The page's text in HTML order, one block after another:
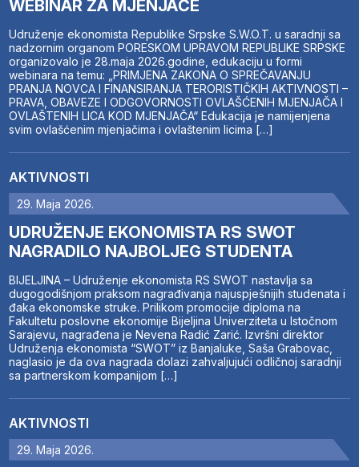
WEBINAR ZA MJENJAČE
Udruženje ekonomista Republike Srpske S.W.O.T. u saradnji sa
nadzornim organom PORESKOM UPRAVOM REPUBLIKE SRPSKE
organizovalo je 28.maja 2026.godine, edukaciju u formi
webinara na temu: „PRIMJENA ZAKONA O SPREČAVANJU
PRANJA NOVCA I FINANSIRANJA TERORISTIČKIH AKTIVNOSTI –
PRAVA, OBAVEZE I ODGOVORNOSTI OVLAŠĆENIH MJENJAČA I
OVLAŠTENIH LICA KOD MJENJAČA“ Edukacija je namijenjena
svim ovlašćenim mjenjačima i ovlaštenim licima […]
AKTIVNOSTI
29. Maja 2026.
UDRUŽENJE EKONOMISTA RS SWOT
NAGRADILO NAJBOLJEG STUDENTA
BIJELJINA – Udruženje ekonomista RS SWOT nastavlja sa
dugogodišnjom praksom nagrađivanja najuspješnijih studenata i
đaka ekonomske struke. Prilikom promocije diploma na
Fakultetu poslovne ekonomije Bijeljina Univerziteta u Istočnom
Sarajevu, nagrađena je Nevena Radić Zarić. Izvršni direktor
Udruženja ekonomista “SWOT” iz Banjaluke, Saša Grabovac,
naglasio je da ova nagrada dolazi zahvaljujući odličnoj saradnji
sa partnerskom kompanijom […]
AKTIVNOSTI
29. Maja 2026.